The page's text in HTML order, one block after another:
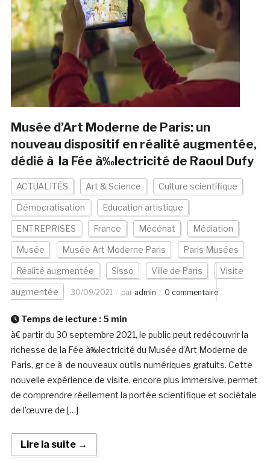
Musée d’Art Moderne de Paris: un
nouveau dispositif en réalité augmentée,
dédié à la Fée à‰lectricité de Raoul Dufy
ACTUALITÉS Art & Science Culture scientifique
Démocratisation Education artistique
ENTREPRISES France Mécénat Médiation
Musée Musée Art Moderne Paris Paris Musées
Réalité augmentée Sisso Ville de Paris Visite
augmentée 30/09/2021 par admin 0 commentaire
Temps de lecture : 5 min
à€ partir du 30 septembre 2021, le public peut redécouvrir la
richesse de la Fée à‰lectricité du Musée d’Art Moderne de
Paris, gr ce à de nouveaux outils numériques gratuits. Cette
nouvelle expérience de visite, encore plus immersive, permet
de comprendre réellement la portée scientifique et sociétale
de l’œuvre de […]
Lire la suite →